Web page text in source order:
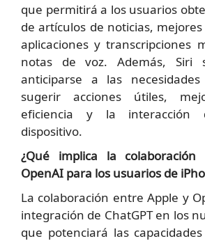
que permitirá a los usuarios
de artículos de noticias,
aplicaciones y transcripciones
notas de voz. Además, Siri
anticiparse a las
sugerir acciones útiles,
eficiencia y la interacción
dispositivo.
¿Qué implica la
OpenAI para los usuarios de
La colaboración entre Apple y
integración de ChatGPT en los
que potenciará las